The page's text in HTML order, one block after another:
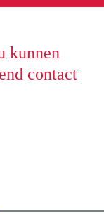
kunnen
contact